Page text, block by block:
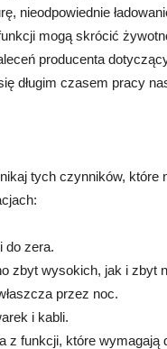
nieodpowiednie
mogą skrócić
producenta
długim czasem pracy
tych czynników,
do zera.
zbyt wysokich, jak i zbyt
przez noc.
i kabli.
z funkcji, które wymagają